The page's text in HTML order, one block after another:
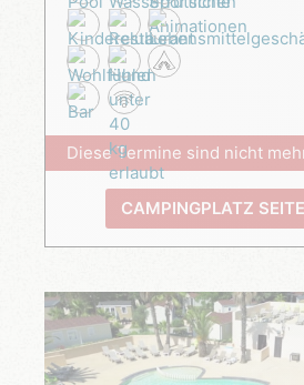
Diese Termine sind nicht
CAMPINGPLATZ SEITE